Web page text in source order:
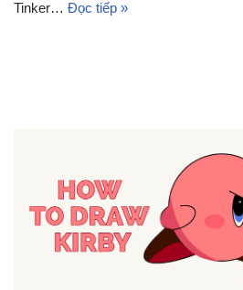
Tinker… Đọc tiếp »